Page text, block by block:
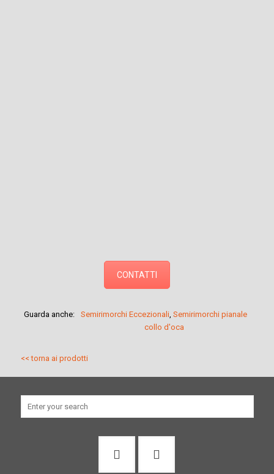
CONTATTI
Guarda anche: Semirimorchi Eccezionali, Semirimorchi pianale
collo d'oca
<< torna ai prodotti